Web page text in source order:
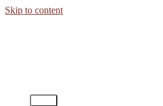
Skip to content